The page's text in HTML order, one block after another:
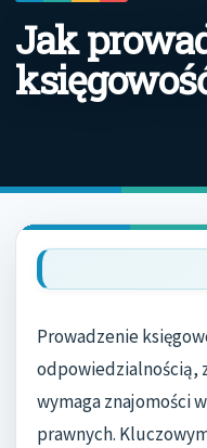
Jak
Prowadzenie
odpowiedzialnością,
wymaga znajomości
prawnych.